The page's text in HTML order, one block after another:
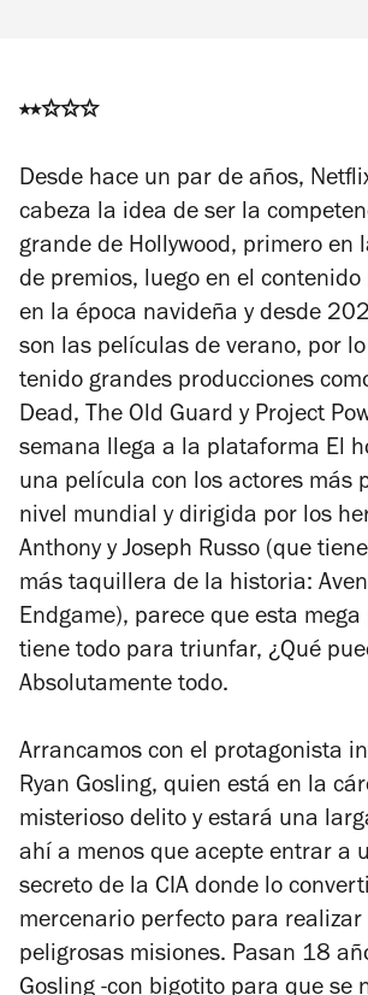
⭑⭑✩✩✩
Desde hace un par de años,
cabeza la idea de ser la
grande de Hollywood, primero en
de premios, luego en el
en la época navideña y desde
son las películas de verano, por
tenido grandes producciones
Dead, The Old Guard yProject
semana llega a la plataforma El
una película con los actores más
nivel mundial y dirigida por los
Anthony y Joseph Russo (que
más taquillera de la historia:
Endgame), parece que esta
tiene todo para triunfar, ¿Qué
Absolutamente todo.
Arrancamos con el protagonista
Ryan Gosling, quien está en la
misterioso delito y estará una
ahí a menos que acepte entrar a
secreto de la CIA donde lo
mercenario perfecto para realizar
peligrosas misiones. Pasan 18
Gosling -con bigotito para que se